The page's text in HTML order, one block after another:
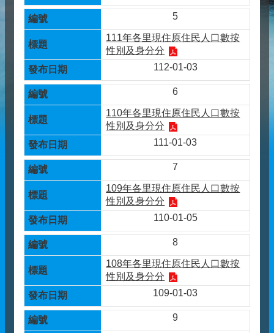
5
111年各里現住原住民人口數按
性別及身分分
112-01-03
6
110年各里現住原住民人口數按
性別及身分分
111-01-03
7
109年各里現住原住民人口數按
性別及身分分
110-01-05
8
108年各里現住原住民人口數按
性別及身分分
109-01-03
9